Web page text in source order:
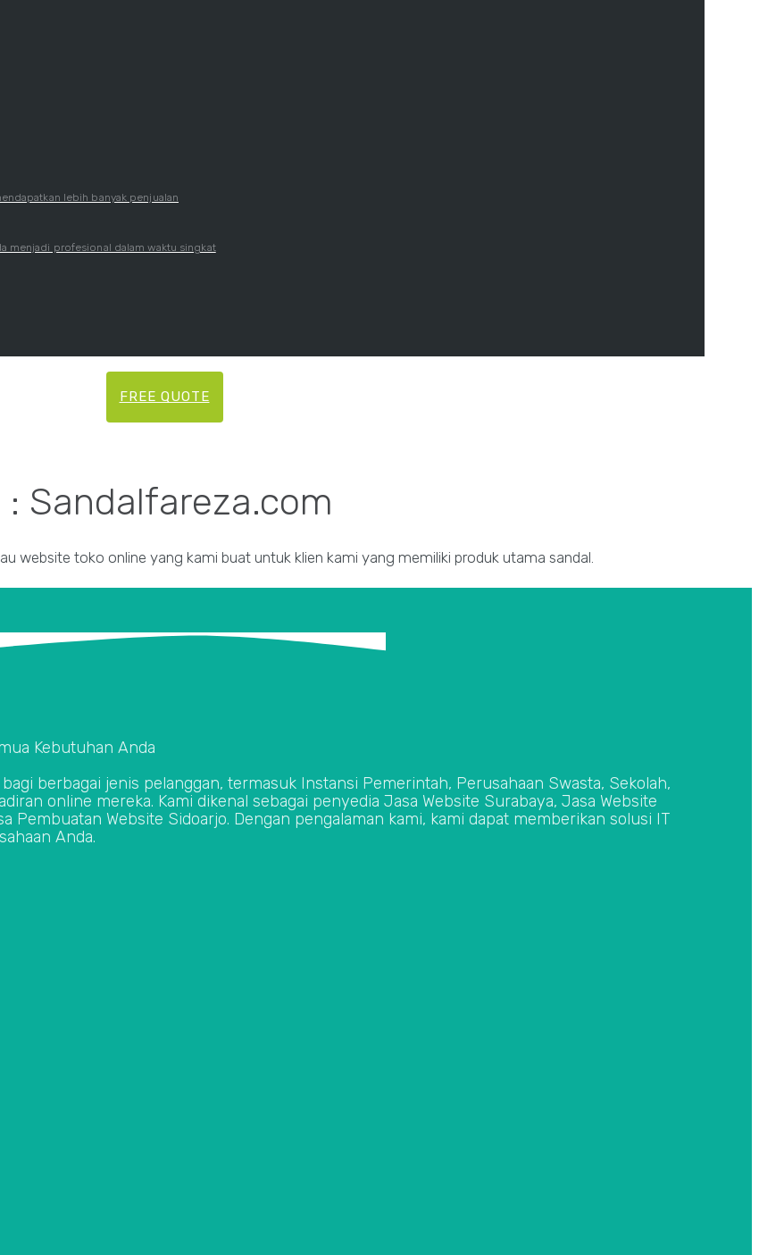
lebih banyak penjualan
menjadi profesional dalam waktu singkat
FREE QUOTE
Sandalfareza.com
website toko online yang kami buat untuk klien kami yang memiliki produk utama sandal.
Kebutuhan Anda
berbagai jenis pelanggan, termasuk Instansi Pemerintah, Perusahaan Swasta, Sekolah,
online mereka. Kami dikenal sebagai penyedia Jasa Website Surabaya, Jasa Website
Pembuatan Website Sidoarjo. Dengan pengalaman kami, kami dapat memberikan solusi IT
Anda.